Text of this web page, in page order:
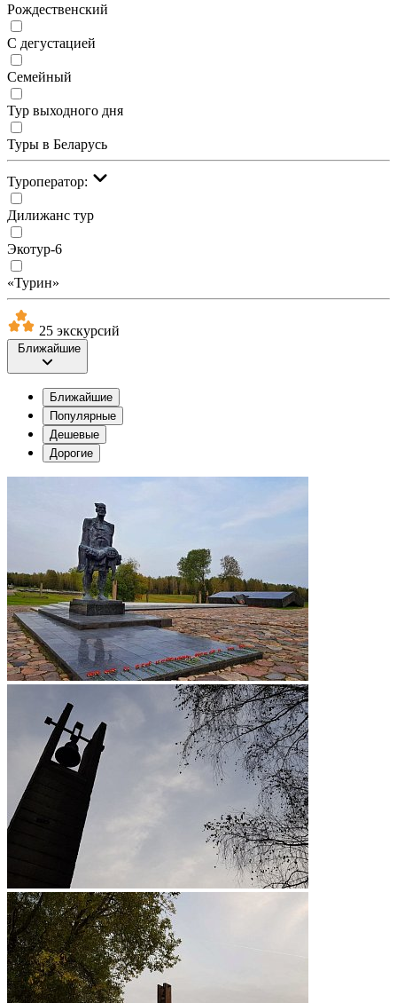
Рождественский
С дегустацией
Семейный
Тур выходного дня
Туры в Беларусь
Туроператор:
Дилижанс тур
Экотур-6
«Турин»
25 экскурсий
Ближайшие
Ближайшие
Популярные
Дешевые
Дорогие